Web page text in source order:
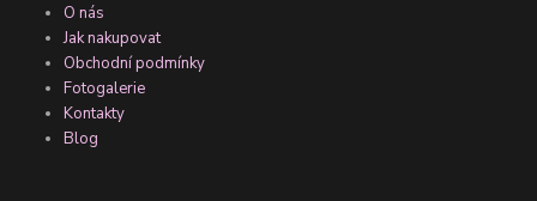
O nás
Jak nakupovat
Obchodní podmínky
Fotogalerie
Kontakty
Blog